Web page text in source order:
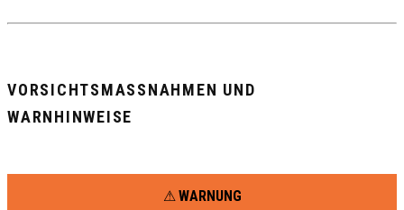
VORSICHTSMASSNAHMEN UND W
ARNHINWEISE
WARNUNG